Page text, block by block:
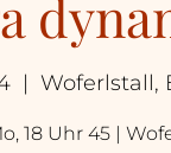
  |
Woferlstall,
18 Uhr 45 |